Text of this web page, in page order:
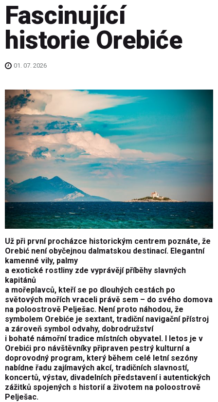
Fascinující
historie Orebiće
01. 07. 2026
Už při první procházce historickým centrem poznáte, že
Orebić není obyčejnou dalmatskou destinací. Elegantní
kamenné vily, palmy
a exotické rostliny zde vyprávějí příběhy slavných
kapitánů
a mořeplavců, kteří se po dlouhých cestách po
světových mořích vraceli právě sem – do svého domova
na poloostrově Pelješac. Není proto náhodou, že
symbolem Orebiće je sextant, tradiční navigační přístroj
a zároveň symbol odvahy, dobrodružství
i bohaté námořní tradice místních obyvatel. I letos je v
Orebići pro návštěvníky připraven pestrý kulturní a
doprovodný program, který během celé letní sezóny
nabídne řadu zajímavých akcí, tradičních slavností,
koncertů, výstav, divadelních představení i autentických
zážitků spojených s historií a životem na poloostrově
Pelješac.